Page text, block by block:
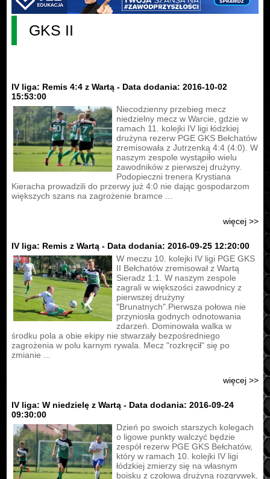
GKS II
IV liga: Remis 4:4 z Wartą - Data dodania: 2016-10-02
15:53:00
Niecodzienny przebieg mecz
niedzielny mecz w Warcie, gdzie w
ramach 11. kolejki IV ligi łódzkiej
drużyna rezerw PGE GKS Bełchatów
zremisowała z Jutrzenką 4:4 (4:0). W
naszym zespole wystąpiło wielu
zawodników z pierwszej drużyny.
Podopieczni trenera Krystiana
Kieracha prowadzili do przerwy już 4:0 nie dając gospodarzom
większych szans na zagrożenie bramce ...
więcej >>
IV liga: Remis z Wartą - Data dodania: 2016-09-25 12:20:00
W meczu 10. kolejki IV ligi PGE GKS
II Bełchatów zremisował z Wartą
Sieradz 1:1. W naszym zespole
zagrali w większości zawodnicy z
pierwszej drużyny
"Brunatnych".Pierwsza połowa nie
przyniosła godnych odnotowania
zdarzeń. Dominowała walka w
środku pola a obie ekipy nie stwarzały bezpośredniego
zagrożenia w polu karnym rywala. Mecz "rozkręcił" się po
zmianie ...
więcej >>
IV liga: W niedzielę z Wartą - Data dodania: 2016-09-24
09:30:00
Dzień po swoich starszych kolegach
o ligowe punkty walczyć będzie
zespół rezerw PGE GKS Bełchatów,
który w ramach 10. kolejki IV ligi
łódzkiej zmierzy się na własnym
boisku z czołową drużyną rozgrywek,